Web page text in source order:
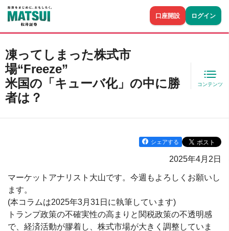
口座開設 ログイン
凍ってしまった株式市
場“Freeze”
米国の「キューバ化」の中に勝
者は？
コンテンツ
シェアする
2025年4月2日
マーケットアナリスト大山です。今週もよろしくお願いし
ます。
(本コラムは2025年3月31日に執筆しています)
トランプ政策の不確実性の高まりと関税政策の不透明感
で、経済活動が膠着し、株式市場が大きく調整していま